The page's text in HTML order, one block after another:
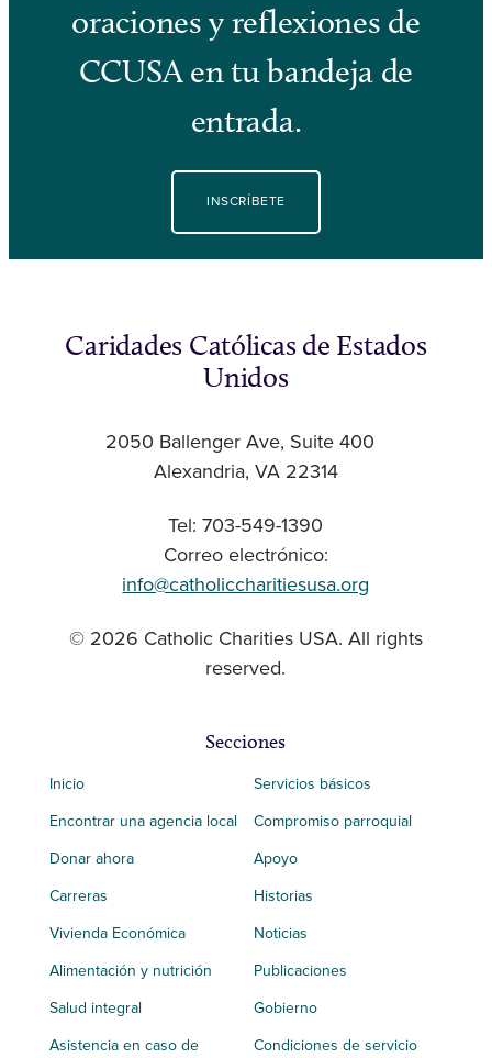
oraciones y reflexiones de
CCUSA en tu bandeja de
entrada.
INSCRÍBETE
Caridades Católicas de Estados
Unidos
2050 Ballenger Ave, Suite 400
Alexandria, VA 22314
Tel: 703-549-1390
Correo electrónico:
info@catholiccharitiesusa.org
© 2026 Catholic Charities USA. All rights
reserved.
Secciones
Inicio
Encontrar una agencia local
Donar ahora
Carreras
Vivienda Económica
Alimentación y nutrición
Salud integral
Asistencia en caso de
Servicios básicos
Compromiso parroquial
Apoyo
Historias
Noticias
Publicaciones
Gobierno
Condiciones de servicio